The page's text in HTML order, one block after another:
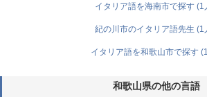
イタリア語を海南市で探す (1
紀の川市のイタリア語先生 (1
イタリア語を和歌山市で探す
和歌山県の他の言語